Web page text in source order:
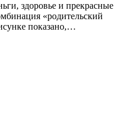
здоровье и прекрасные
«родительский
показано,…